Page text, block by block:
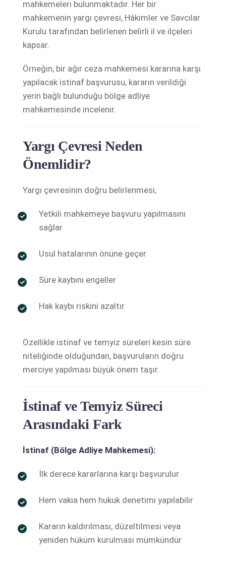
mahkemeleri bulunmaktadır. Her bir
mahkemenin yargı çevresi, Hâkimler ve Savcılar
Kurulu tarafından belirlenen belirli il ve ilçeleri
kapsar.
Örneğin; bir ağır ceza mahkemesi kararına karşı
yapılacak istinaf başvurusu, kararın verildiği
yerin bağlı bulunduğu bölge adliye
mahkemesinde incelenir.
Yargı Çevresi Neden
Önemlidir?
Yargı çevresinin doğru belirlenmesi;
Yetkili mahkemeye başvuru yapılmasını
sağlar
Usul hatalarının önüne geçer
Süre kaybını engeller
Hak kaybı riskini azaltır
Özellikle istinaf ve temyiz süreleri kesin süre
niteliğinde olduğundan, başvuruların doğru
merciye yapılması büyük önem taşır.
İstinaf ve Temyiz Süreci
Arasındaki Fark
İstinaf (Bölge Adliye Mahkemesi):
İlk derece kararlarına karşı başvurulur
Hem vakıa hem hukuk denetimi yapılabilir
Kararın kaldırılması, düzeltilmesi veya
yeniden hüküm kurulması mümkündür